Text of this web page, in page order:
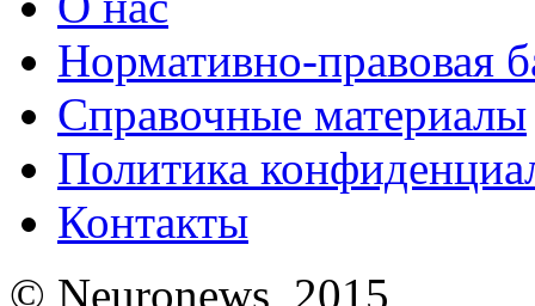
Нормативно-правовая
Справочные материалы
Политика
Контакты
© Neuronews, 2015